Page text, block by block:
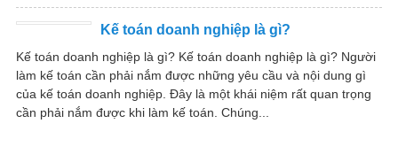
Kế toán doanh nghiệp là gì?
Kế toán doanh nghiệp là gì? Kế toán doanh nghiệp là gì? Người
làm kế toán cần phải nắm được những yêu cầu và nội dung gì
của kế toán doanh nghiệp. Đây là một khái niệm rất quan trọng
cần phải nắm được khi làm kế toán. Chúng...